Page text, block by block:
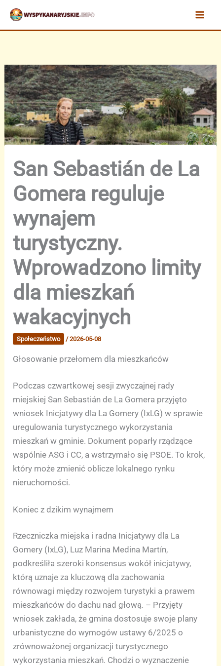
Przejdź
treści
San Sebastián de La
Gomera reguluje
wynajem
turystyczny.
Wprowadzono limity
dla mieszkań
wakacyjnych
Społeczeństwo /2026-05-08
Głosowanie przełomem dla mieszkańców
Podczas czwartkowej sesji zwyczajnej rady
miejskiej San Sebastián de La Gomera przyjęto
wniosek Inicjatywy dla La Gomery (IxLG) w sprawie
uregulowania turystycznego wykorzystania
mieszkań w gminie. Dokument poparły rządzące
wspólnie ASG i CC, a wstrzymało się PSOE. To krok,
który może zmienić oblicze lokalnego rynku
nieruchomości.
Koniec z dzikim wynajmem
Rzeczniczka miejska i radna Inicjatywy dla La
Gomery (IxLG), Luz Marina Medina Martín,
podkreśliła szeroki konsensus wokół inicjatywy,
którą uznaje za kluczową dla zachowania
równowagi między rozwojem turystyki a prawem
mieszkańców do dachu nad głową. – Przyjęty
wniosek zakłada, że gmina dostosuje swoje plany
urbanistyczne do wymogów ustawy 6/2025 o
zrównoważonej organizacji turystycznego
wykorzystania mieszkań. Chodzi o wyznaczenie